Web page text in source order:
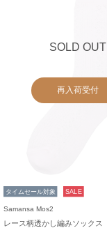
SOLD OUT
再入荷受付
タイムセール対象 SALE
Samansa Mos2
レース柄透かし編みソックス